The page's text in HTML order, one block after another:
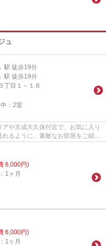
ュ
」駅 徒歩19分
」駅 徒歩19分
３丁目１－１８
： 2室
や京成大久保付近で、お気に入り
るように、素敵なお部屋をご紹介
6,000円)
1ヶ月
6,000円)
1ヶ月